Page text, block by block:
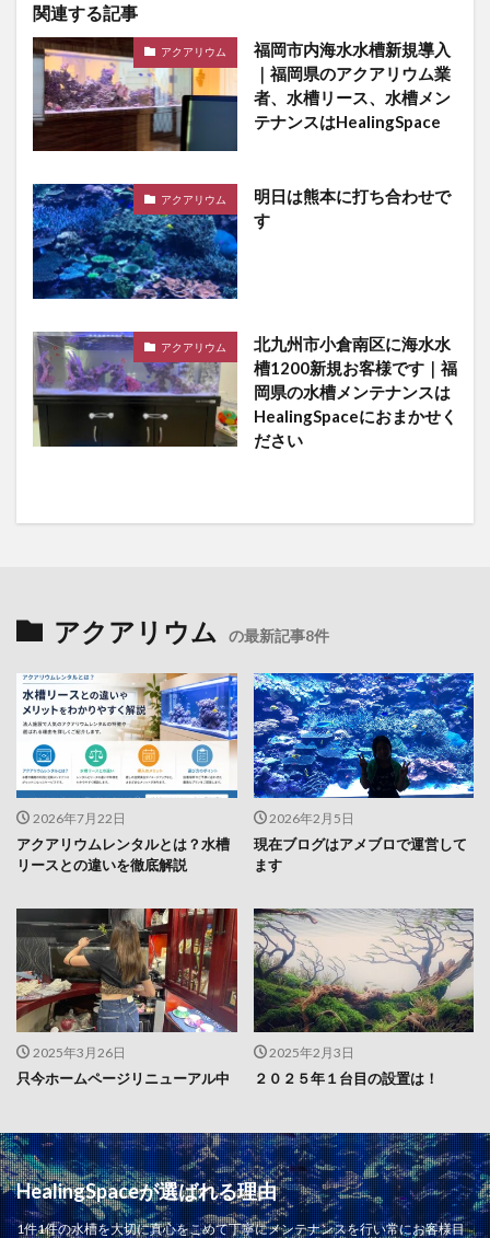
関連する記事
アクアリウム
福岡市内海水水槽新規導入
｜福岡県のアクアリウム業
者、水槽リース、水槽メン
テナンスはHealingSpace
アクアリウム
明日は熊本に打ち合わせで
す
アクアリウム
北九州市小倉南区に海水水
槽1200新規お客様です｜福
岡県の水槽メンテナンスは
HealingSpaceにおまかせく
ださい
アクアリウム の最新記事8件
2026年7月22日
アクアリウムレンタルとは？水槽
リースとの違いを徹底解説
2026年2月5日
現在ブログはアメブロで運営して
ます
2025年3月26日
只今ホームページリニューアル中
2025年2月3日
２０２５年１台目の設置は！
HealingSpaceが選ばれる理由
1件1件の水槽を大切に真心をこめて丁寧にメンテナンスを行い常にお客様目